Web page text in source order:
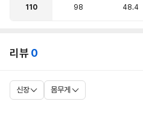
110 98 48.4
리뷰 0
신장 몸무게